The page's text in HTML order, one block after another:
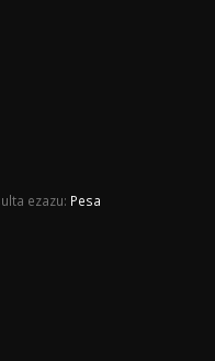
ezazu: Pesa